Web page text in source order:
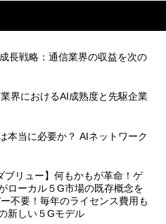
長戦略：通信業界の収益を次の
界におけるAI成熟度と先駆企業
本当に必要か？ AIネットワーク
ブリュー】何もかもが革命！ゲ
ローカル５G市場の既存概念を
不要！毎年のライセンス費用も
新しい５Gモデル